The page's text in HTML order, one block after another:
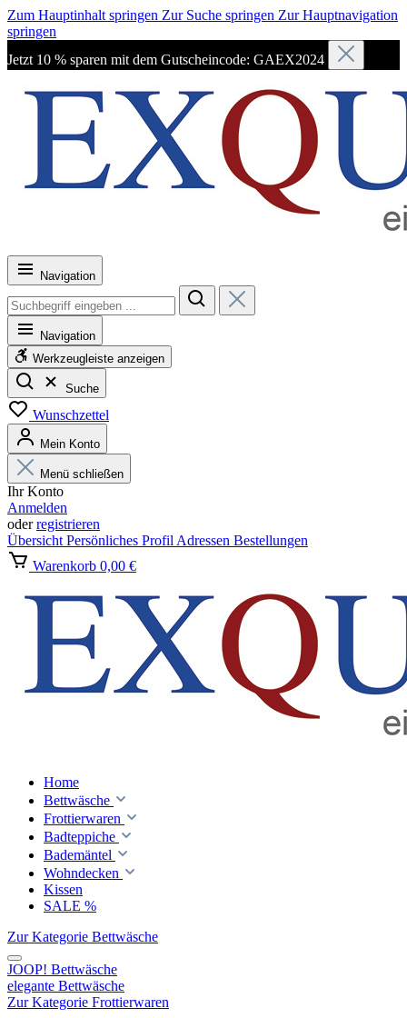
Zum Hauptinhalt springen Zur Suche springen Zur Hauptnavigation
springen
Jetzt 10 % sparen mit dem Gutscheincode: GAEX2024
Navigation
Navigation
Werkzeugleiste anzeigen
Suche
Wunschzettel
Mein Konto
Menü schließen
Ihr Konto
Anmelden
oderregistrieren
Übersicht Persönliches Profil Adressen Bestellungen
Warenkorb 0,00 €
Home
Bettwäsche
Frottierwaren
Badteppiche
Bademäntel
Wohndecken
Kissen
SALE %
Zur Kategorie Bettwäsche
JOOP! Bettwäsche
elegante Bettwäsche
Zur Kategorie Frottierwaren